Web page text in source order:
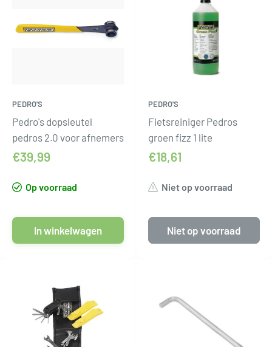
PEDRO'S
Pedro's dopsleutel
pedros 2.0 voor afnemers
€39,99
Op voorraad
In winkelwagen
PEDRO'S
Fietsreiniger Pedros
groen fizz 1 lite
€18,61
Niet op voorraad
Niet op voorraad